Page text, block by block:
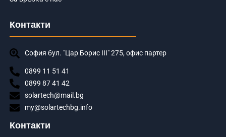
Контакти
София бул. "Цар Борис III" 275, офис партер
0899 11 51 41
0899 87 41 42
solartech@mail.bg
my@solartechbg.info
Контакти